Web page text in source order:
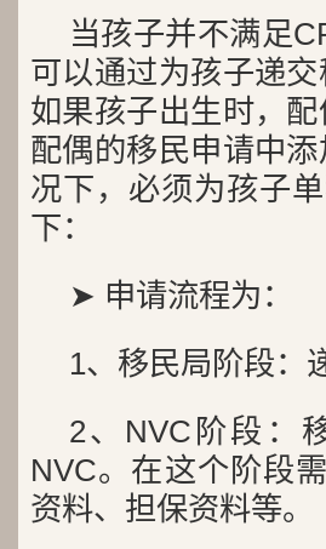
当孩子并不满足
可以通过为孩子递
如果孩子出生时，
配偶的移民申请中
况下，必须为孩子
下：
➤ 申请流程为：
1、移民局阶段：
2、NVC阶段：
NVC。在这个阶段
资料、担保资料等。